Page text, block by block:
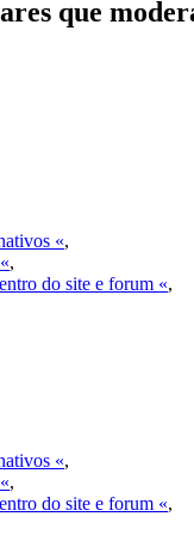
que
«,
,
do site e forum «,
«,
,
do site e forum «,